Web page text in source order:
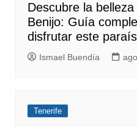
Descubre la
Benijo: Guía
disfrutar este
Ismael Buendía
Tenerife